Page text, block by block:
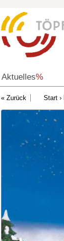
Aktuelles%
Start ›